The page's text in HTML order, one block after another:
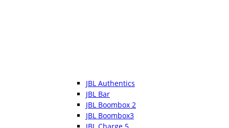
JBL Authentics
JBL Bar
JBL Boombox 2
JBL Boombox3